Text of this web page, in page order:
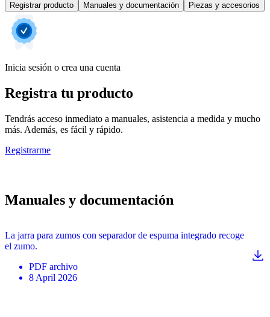
Registrar producto Manuales y documentación Piezas y accesorios
Inicia sesión o crea una cuenta
Registra tu producto
Tendrás acceso inmediato a manuales, asistencia a medida y mucho
más. Además, es fácil y rápido.
Registrarme
Manuales y documentación
La jarra para zumos con separador de espuma integrado recoge
el zumo.
PDF archivo
8 April 2026